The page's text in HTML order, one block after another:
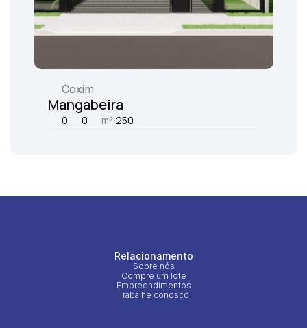
Coxim
Mangabeira
0 0 m²:250
Relacionamento
Sobre nós
Compre um lote
Empreendimentos
Trabalhe conosco